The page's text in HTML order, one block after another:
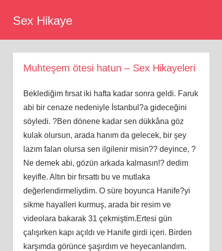
Sex Hikaye
Muhteşem ötesi hatun – Sex Hikayeleri
Beklediğim fırsat iki hafta kadar sonra geldi. Faruk
abi bir cenaze nedeniyle İstanbul?a gideceğini
söyledi. ?Ben dönene kadar sen dükkâna göz
kulak olursun, arada hanım da gelecek, bir şey
lazım falan olursa sen ilgilenir misin?? deyince, ?
Ne demek abi, gözün arkada kalmasın!? dedim
keyifle. Altın bir fırsattı bu ve mutlaka
değerlendirmeliydim. O süre boyunca Hanife?yi
sikme hayalleri kurmuş, arada bir resim ve
videolara bakarak 31 çekmiştim.Ertesi gün
çalışırken kapı açıldı ve Hanife girdi içeri. Birden
karşımda görünce şaşırdım ve heyecanlandım.